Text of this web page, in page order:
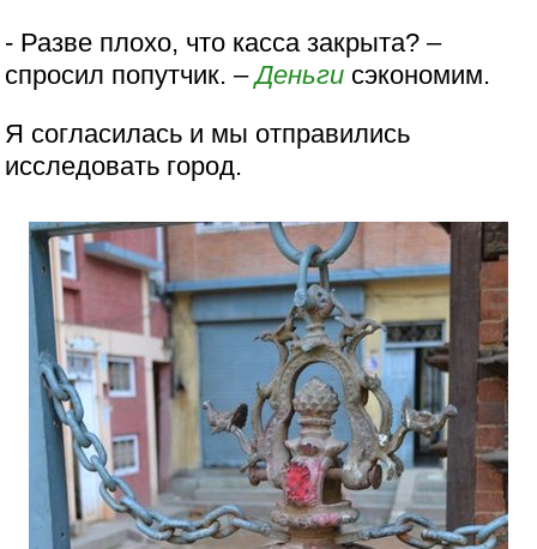
- Разве плохо, что касса закрыта? –
спросил попутчик. –Деньги сэкономим.
Я согласилась и мы отправились
исследовать город.